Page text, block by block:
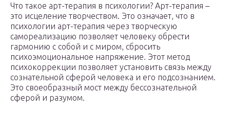
Что такое арт-терапия в психологии? Арт-терапия –
это исцеление творчеством. Это означает, что в
психологии арт-терапия через творческую
самореализацию позволяет человеку обрести
гармонию с собой и с миром, сбросить
психоэмоциональное напряжение. Этот метод
психокоррекции позволяет установить связь между
сознательной сферой человека и его подсознанием.
Это своеобразный мост между бессознательной
сферой и разумом.